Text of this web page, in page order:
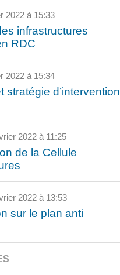
2022 à 15:33
infrastructures
RDC
2022 à 15:34
stratégie d’intervention
2022 à 11:25
de la Cellule
2022 à 13:53
sur le plan anti